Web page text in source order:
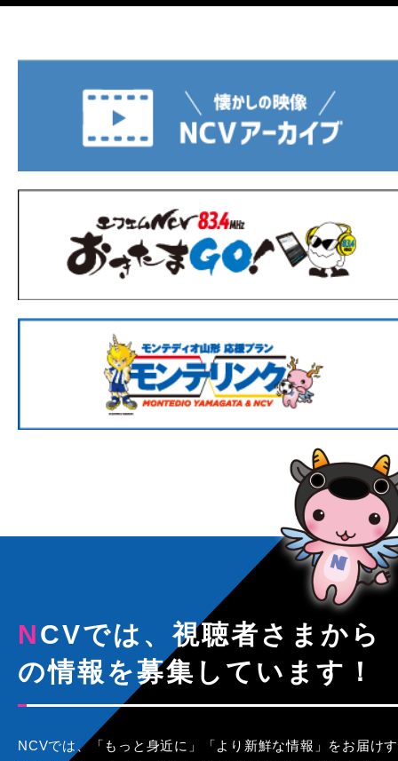
NCVでは、視聴者さまから
の情報を募集しています！
NCVでは、「もっと身近に」「より新鮮な情報」をお届けす